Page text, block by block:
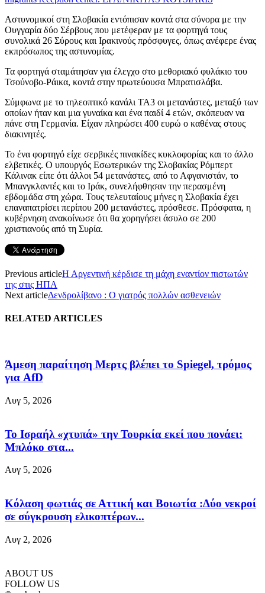
Αστυνομικοί στη Σλοβακία εντόπισαν κοντά στα σύνορα με την
Ουγγαρία δύο Σέρβους που μετέφεραν με τα φορτηγά τους
συνολικά 26 Σύρους και Ιρακινούς πρόσφυγες, όπως ανέφερε ένας
εκπρόσωπος της αστυνομίας.
Τα φορτηγά σταμάτησαν για έλεγχο στο μεθοριακό φυλάκιο του
Τσούνοβο-Ράικα, κοντά στην πρωτεύουσα Μπρατισλάβα.
Σύμφωνα με το τηλεοπτικό κανάλι TA3 oι μετανάστες, μεταξύ των
οποίων ήταν και μια γυναίκα και ένα παιδί 4 ετών, σκόπευαν να
πάνε στη Γερμανία. Είχαν πληρώσει 400 ευρώ ο καθένας στους
διακινητές.
Το ένα φορτηγό είχε σερβικές πινακίδες κυκλοφορίας και το άλλο
ελβετικές. Ο υπουργός Εσωτερικών της Σλοβακίας Ρόμπερτ
Κάλινακ είπε ότι άλλοι 54 μετανάστες, από το Αφγανιστάν, το
Μπανγκλαντές και το Ιράκ, συνελήφθησαν την περασμένη
εβδομάδα στη χώρα. Τους τελευταίους μήνες η Σλοβακία έχει
επαναπατρίσει περίπου 200 μετανάστες, πρόσθεσε. Πρόσφατα, η
κυβέρνηση ανακοίνωσε ότι θα χορηγήσει άσυλο σε 200
χριστιανούς από τη Συρία.
Previous articleΗ Αργεντινή κέρδισε τη μάχη εναντίον πιστωτών
της στις ΗΠΑ
Next articleΔενδρολίβανο : O γιατρός πολλών ασθενειών
RELATED ARTICLES
Άμεση παραίτηση Mερτς βλέπει το Spiegel, τρόμος
για AfD
Αυγ 5, 2026
Το Ισραήλ «χτυπά» την Τουρκία εκεί που πονάει:
Μπλόκο στα...
Αυγ 5, 2026
Κόλαση φωτιάς σε Αττική και Βοιωτία :Δύο νεκροί
σε σύγκρουση ελικοπτέρων...
Αυγ 2, 2026
ABOUT US
FOLLOW US